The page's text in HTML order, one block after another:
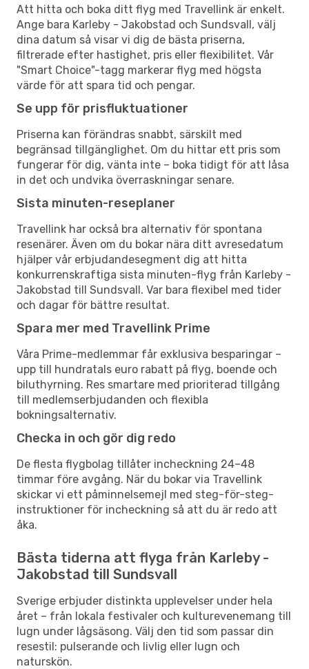
Att hitta och boka ditt flyg med Travellink är enkelt.
Ange bara Karleby - Jakobstad och Sundsvall, välj
dina datum så visar vi dig de bästa priserna,
filtrerade efter hastighet, pris eller flexibilitet. Vår
"Smart Choice"-tagg markerar flyg med högsta
värde för att spara tid och pengar.
Se upp för prisfluktuationer
Priserna kan förändras snabbt, särskilt med
begränsad tillgänglighet. Om du hittar ett pris som
fungerar för dig, vänta inte – boka tidigt för att låsa
in det och undvika överraskningar senare.
Sista minuten-reseplaner
Travellink har också bra alternativ för spontana
resenärer. Även om du bokar nära ditt avresedatum
hjälper vår erbjudandesegment dig att hitta
konkurrenskraftiga sista minuten-flyg från Karleby -
Jakobstad till Sundsvall. Var bara flexibel med tider
och dagar för bättre resultat.
Spara mer med Travellink Prime
Våra Prime-medlemmar får exklusiva besparingar –
upp till hundratals euro rabatt på flyg, boende och
biluthyrning. Res smartare med prioriterad tillgång
till medlemserbjudanden och flexibla
bokningsalternativ.
Checka in och gör dig redo
De flesta flygbolag tillåter incheckning 24–48
timmar före avgång. När du bokar via Travellink
skickar vi ett påminnelsemejl med steg-för-steg-
instruktioner för incheckning så att du är redo att
åka.
Bästa tiderna att flyga från Karleby -
Jakobstad till Sundsvall
Sverige erbjuder distinkta upplevelser under hela
året – från lokala festivaler och kulturevenemang till
lugn under lågsäsong. Välj den tid som passar din
resestil: pulserande och livlig eller lugn och
naturskön.